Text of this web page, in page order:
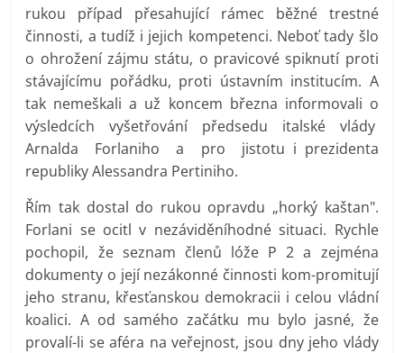
rukou případ přesahující rámec běžné trestné
činnosti, a tudíž i jejich kompetenci. Neboť tady šlo
o ohrožení zájmu státu, o pravicové spiknutí proti
stávajícímu pořádku, proti ústavním institucím. A
tak nemeškali a už koncem března informovali o
výsledcích vyšetřování předsedu italské vlády
Arnalda Forlaniho a pro jistotu i prezidenta
republiky Alessandra Pertiniho.
Řím tak dostal do rukou opravdu „horký kaštan".
Forlani se ocitl v nezáviděníhodné situaci. Rychle
pochopil, že seznam členů lóže P 2 a zejména
dokumenty o její nezákonné činnosti kom-promitují
jeho stranu, křesťanskou demokracii i celou vládní
koalici. A od samého začátku mu bylo jasné, že
provalí-li se aféra na veřejnost, jsou dny jeho vlády